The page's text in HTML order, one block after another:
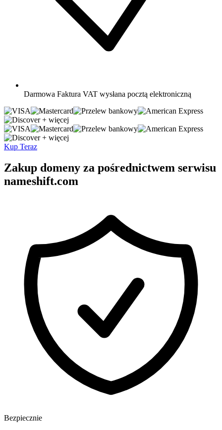
Darmowa Faktura VAT wysłana pocztą elektroniczną
+ więcej
+ więcej
Kup Teraz
Zakup domeny za pośrednictwem serwisu
nameshift.com
Bezpiecznie